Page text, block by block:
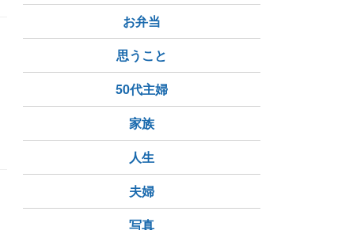
お弁当
思うこと
50代主婦
家族
人生
夫婦
写真